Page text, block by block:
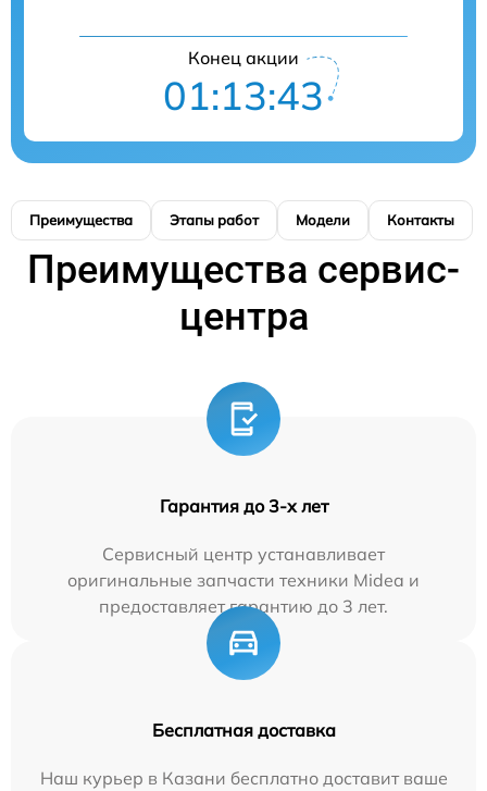
Конец акции
01:13:42
Преимущества Этапы работ Модели Контакты
Преимущества сервис-
центра
Гарантия до 3-х лет
Сервисный центр устанавливает
оригинальные запчасти техники Midea и
предоставляет гарантию до 3 лет.
Бесплатная доставка
Наш курьер в Казани бесплатно доставит ваше